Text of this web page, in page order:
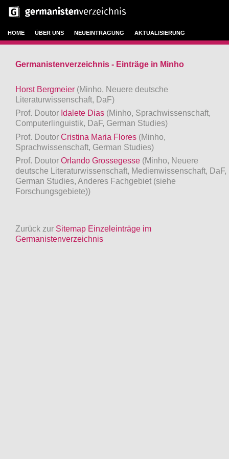
HOME ÜBER UNS NEUEINTRAGUNG AKTUALISIERUNG
Germanistenverzeichnis - Einträge in Minho
Horst Bergmeier (Minho, Neuere deutsche
Literaturwissenschaft, DaF)
Prof. Doutor Idalete Dias (Minho, Sprachwissenschaft,
Computerlinguistik, DaF, German Studies)
Prof. Doutor Cristina Maria Flores (Minho,
Sprachwissenschaft, German Studies)
Prof. Doutor Orlando Grossegesse (Minho, Neuere
deutsche Literaturwissenschaft, Medienwissenschaft, DaF,
German Studies, Anderes Fachgebiet (siehe
Forschungsgebiete))
Zurück zur Sitemap Einzeleinträge im
Germanistenverzeichnis